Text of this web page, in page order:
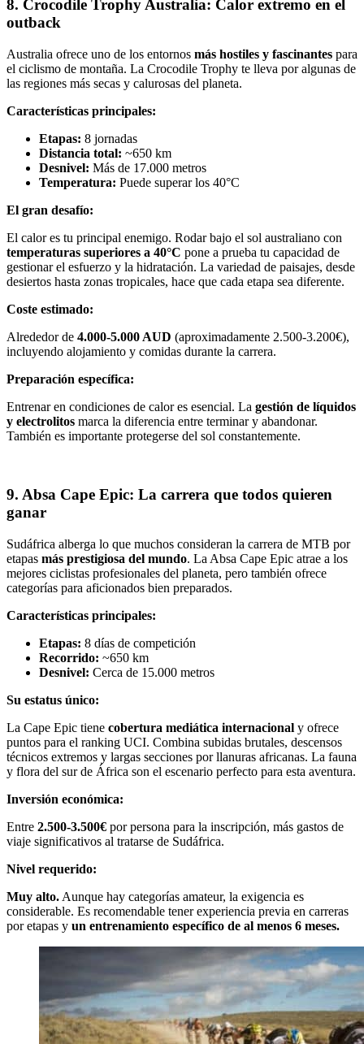
8. Crocodile Trophy Australia: Calor extremo en el
outback
Australia ofrece uno de los entornos más hostiles y fascinantes para
el ciclismo de montaña. La Crocodile Trophy te lleva por algunas de
las regiones más secas y calurosas del planeta.
Características principales:
Etapas: 8 jornadas
Distancia total: ~650 km
Desnivel: Más de 17.000 metros
Temperatura: Puede superar los 40°C
El gran desafío:
El calor es tu principal enemigo. Rodar bajo el sol australiano con
temperaturas superiores a 40°C pone a prueba tu capacidad de
gestionar el esfuerzo y la hidratación. La variedad de paisajes, desde
desiertos hasta zonas tropicales, hace que cada etapa sea diferente.
Coste estimado:
Alrededor de 4.000-5.000 AUD (aproximadamente 2.500-3.200€),
incluyendo alojamiento y comidas durante la carrera.
Preparación específica:
Entrenar en condiciones de calor es esencial. La gestión de líquidos
y electrolitos marca la diferencia entre terminar y abandonar.
También es importante protegerse del sol constantemente.
9. Absa Cape Epic: La carrera que todos quieren
ganar
Sudáfrica alberga lo que muchos consideran la carrera de MTB por
etapas más prestigiosa del mundo. La Absa Cape Epic atrae a los
mejores ciclistas profesionales del planeta, pero también ofrece
categorías para aficionados bien preparados.
Características principales:
Etapas: 8 días de competición
Recorrido: ~650 km
Desnivel: Cerca de 15.000 metros
Su estatus único:
La Cape Epic tiene cobertura mediática internacional y ofrece
puntos para el ranking UCI. Combina subidas brutales, descensos
técnicos extremos y largas secciones por llanuras africanas. La fauna
y flora del sur de África son el escenario perfecto para esta aventura.
Inversión económica:
Entre 2.500-3.500€ por persona para la inscripción, más gastos de
viaje significativos al tratarse de Sudáfrica.
Nivel requerido:
Muy alto. Aunque hay categorías amateur, la exigencia es
considerable. Es recomendable tener experiencia previa en carreras
por etapas y un entrenamiento específico de al menos 6 meses.